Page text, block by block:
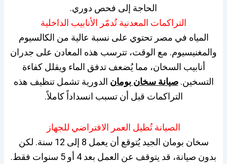
الحاجة إلى فحص دوري.
التراكمات المعدنية تُدمّر الأنابيب الداخلية
المياه في مصر تحتوي على نسبة عالية من الكالسيوم
والمغنيسيوم. مع الوقت، تترسب هذه المعادن على جدران
أنابيب السخان، مما يُضعف تدفق الماء ويقلل كفاءة
التسخين.صيانة سخان بومان الدورية تشمل تنظيف هذه
التراكمات قبل أن تسبب انسداداً كاملاً.
الصيانة تُطيل العمر الافتراضي للجهاز
سخان بومان الجيد يُتوقع أن يعمل 8 إلى 12 سنة. لكن
بدون صيانة، قد يتوقف عن العمل بعد 4 أو 5 سنوات فقط.